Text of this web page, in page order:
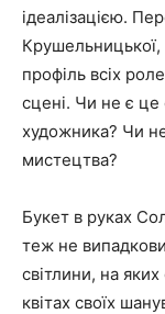
ідеалізацією.
Крушельницької,
профіль всіх
сцені. Чи не є це
художника? Чи
мистецтва?
Букет в руках
теж не
світлини, на
квітах своїх